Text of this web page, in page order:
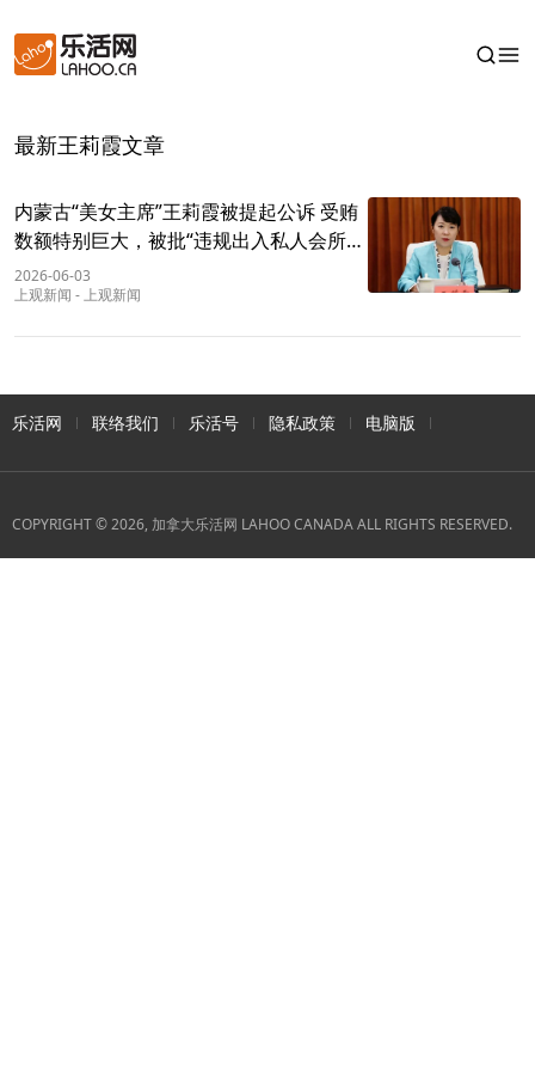
最新王莉霞文章
内蒙古“美女主席”王莉霞被提起公诉 受贿
数额特别巨大，被批“违规出入私人会所”
“家风不正，对家属失管失教”
2026-06-03
上观新闻 - 上观新闻
乐活网 联络我们 乐活号 隐私政策 电脑版
COPYRIGHT © 2026, 加拿大乐活网 LAHOO CANADA ALL RIGHTS RESERVED.